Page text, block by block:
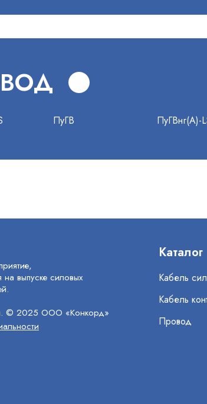
ПуГВ ПуГВнг(А)-
выпуске силовых
© 2025 ООО «Конкорд»
Каталог
Кабель
Кабель
Провод